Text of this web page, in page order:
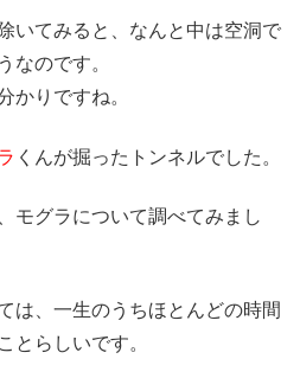
いてみると、なんと中は空洞で
なのです。
かりですね。
くんが掘ったトンネルでした。
モグラについて調べてみまし
は、一生のうちほとんどの時間
とらしいです。